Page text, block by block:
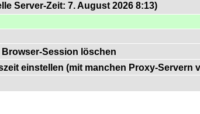
Server-Zeit: 7. August 2026 8:13)
Browser-Session löschen
einstellen (mit manchen Proxy-Servern